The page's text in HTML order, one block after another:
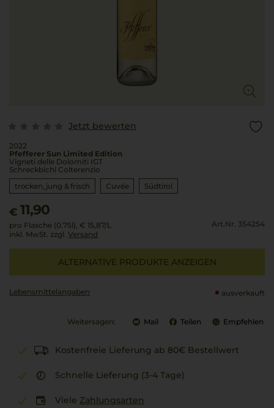
Jetzt bewerten
2022
Pfefferer Sun Limited Edition
Vigneti delle Dolomiti IGT
Schreckbichl Colterenzio
trocken, jung & frisch
Cuvée Südtirol
€ 11,90
pro Flasche (0.75l), € 15,87/L
inkl. MwSt. zzgl. Versand
Art.Nr. 354254
ALTERNATIVE PRODUKTE ANZEIGEN
Lebensmittel­angaben ausverkauft
Weitersagen: Mail Teilen Empfehlen
Kostenfreie Lieferung ab 80€ Bestellwert
Schnelle Lieferung (3-4 Tage)
Viele Zahlungsarten